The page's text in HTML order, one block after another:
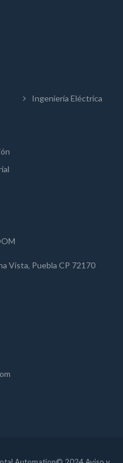
Ingeniería Eléctrica
Vista, Puebla CP 72170